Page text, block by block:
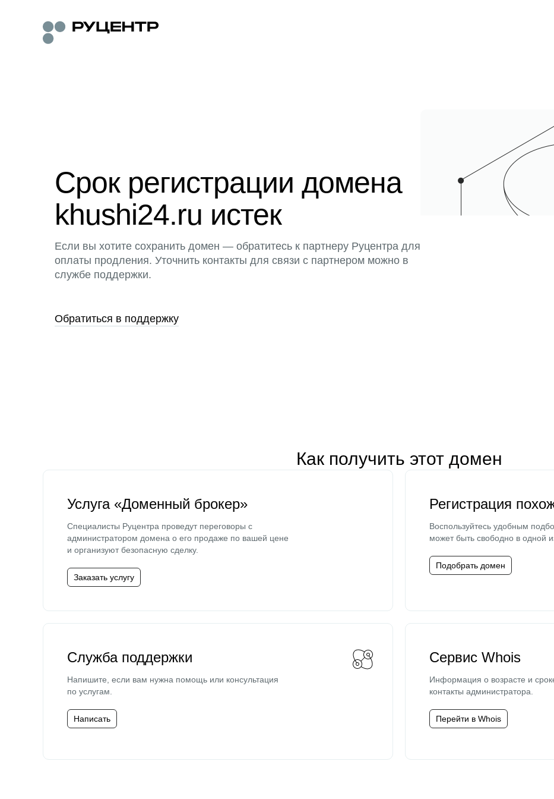
Срок регистрации домена
khushi24.ru истек
Если вы хотите сохранить домен — обратитесь к партнеру Руцентра для
оплаты продления. Уточнить контакты для связи с партнером можно в
службе поддержки.
Обратиться в поддержку
Как получить этот домен
Услуга «Доменный брокер»
Специалисты Руцентра проведут переговоры с
администратором домена о его продаже по вашей цене
и организуют безопасную сделку.
Заказать услугу
Регистрация
Воспользуйтесь удобным
может быть свободно в одной
Подобрать домен
Служба поддержки
Напишите, если вам нужна помощь или консультация
по услугам.
Написать
Сервис Whois
Информация о возрасте и
контакты администратора.
Перейти в Whois